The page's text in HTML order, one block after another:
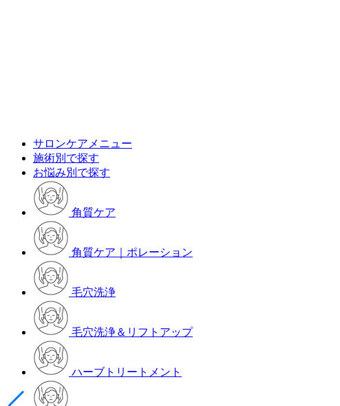
サロンケアメニュー
施術別で探す
お悩み別で探す
角質ケア
角質ケア｜ポレーション
毛穴洗浄
毛穴洗浄＆リフトアップ
ハーブトリートメント